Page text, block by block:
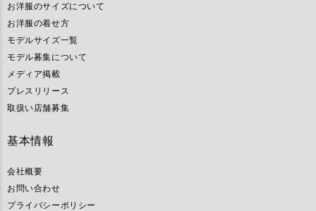
お洋服のサイズについて
お洋服の着せ方
モデルサイズ一覧
モデル募集について
メディア掲載
プレスリリース
取扱い店舗募集
基本情報
会社概要
お問い合わせ
プライバシーポリシー